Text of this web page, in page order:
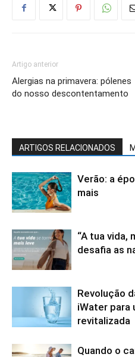
Artigo anterior
Alergias na primavera: pólenes
do nosso descontentamento
ARTIGOS RELACIONADOS
Verão: a
mais
“A tua vida,
desafia as
Revolução
iWater para
revitalizada
Quando o